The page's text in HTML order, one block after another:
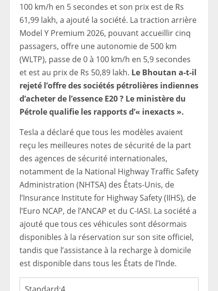
100 km/h en 5 secondes et son prix est de Rs
61,99 lakh, a ajouté la société. La traction arrière
Model Y Premium 2026, pouvant accueillir cinq
passagers, offre une autonomie de 500 km
(WLTP), passe de 0 à 100 km/h en 5,9 secondes
et est au prix de Rs 50,89 lakh. Le Bhoutan a-t-il
rejeté l’offre des sociétés pétrolières indiennes
d’acheter de l’essence E20 ? Le ministère du
Pétrole qualifie les rapports d’« inexacts ».
Tesla a déclaré que tous les modèles avaient
reçu les meilleures notes de sécurité de la part
des agences de sécurité internationales,
notamment de la National Highway Traffic Safety
Administration (NHTSA) des États-Unis, de
l’Insurance Institute for Highway Safety (IIHS), de
l’Euro NCAP, de l’ANCAP et du C-IASI. La société a
ajouté que tous ces véhicules sont désormais
disponibles à la réservation sur son site officiel,
tandis que l’assistance à la recharge à domicile
est disponible dans tous les États de l’Inde.